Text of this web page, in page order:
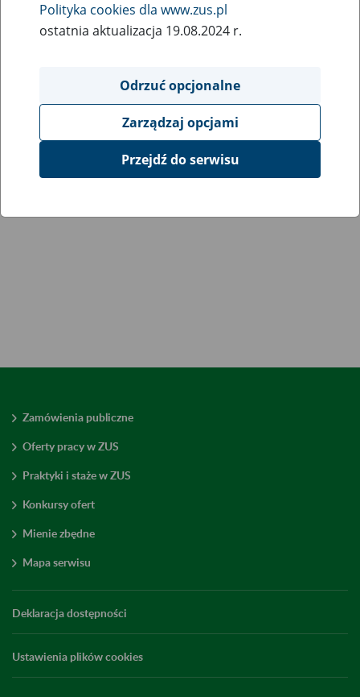
Zamówienia publiczne
Oferty pracy w ZUS
Praktyki i staże w ZUS
Konkursy ofert
Mienie zbędne
Mapa serwisu
Deklaracja dostępności
Ustawienia plików cookies
Polityka cookies dla www.zus.pl
ostatnia aktualizacja 19.08.2024 r.
Odrzuć opcjonalne
Zarządzaj opcjami
Przejdź do serwisu